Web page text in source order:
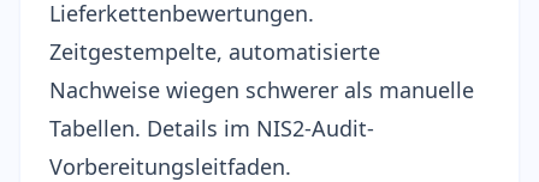
Lieferkettenbewertungen.
Zeitgestempelte, automatisierte
Nachweise wiegen schwerer als manuelle
Tabellen. Details im NIS2-Audit-
Vorbereitungsleitfaden.